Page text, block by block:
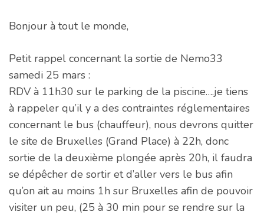
Bonjour à tout le monde,
Petit rappel concernant la sortie de Nemo33
samedi 25 mars :
RDV à 11h30 sur le parking de la piscine….je tiens
à rappeler qu’il y a des contraintes réglementaires
concernant le bus (chauffeur), nous devrons quitter
le site de Bruxelles (Grand Place) à 22h, donc
sortie de la deuxième plongée après 20h, il faudra
se dépêcher de sortir et d’aller vers le bus afin
qu’on ait au moins 1h sur Bruxelles afin de pouvoir
visiter un peu, (25 à 30 min pour se rendre sur la